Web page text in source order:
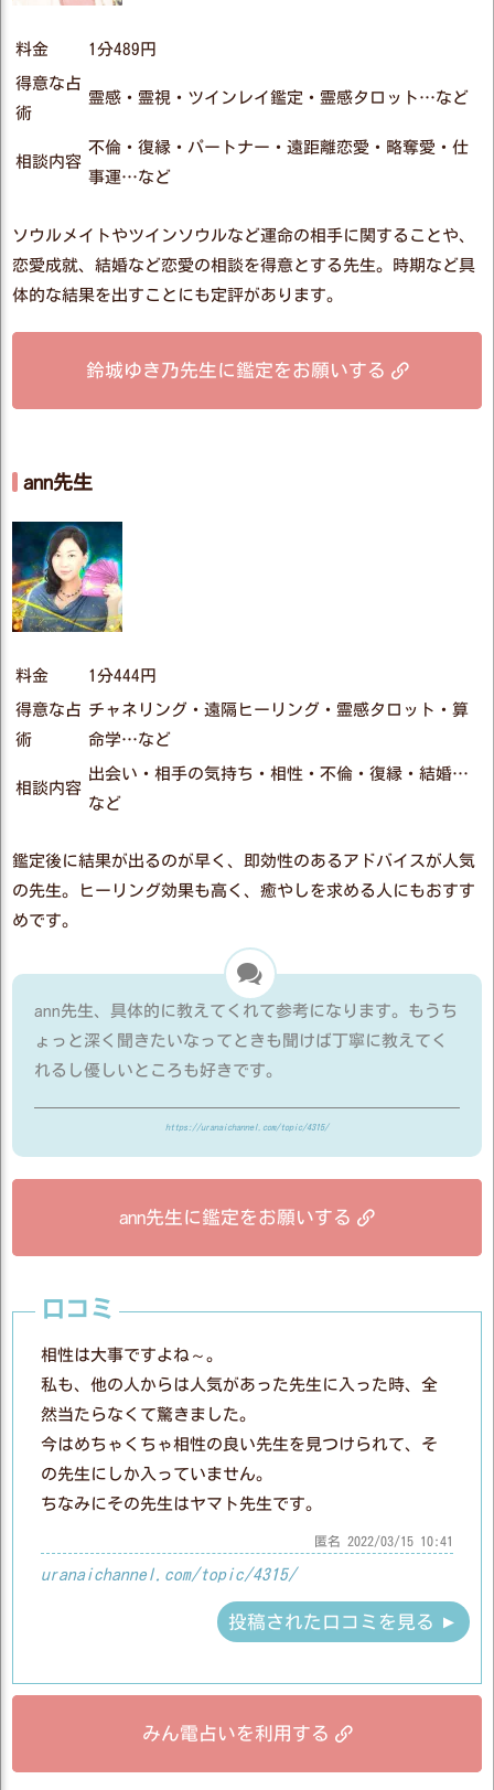
料金 1分489円
得意な占
術
霊感・霊視・ツインレイ鑑定・霊感タロット…など
相談内容
不倫・復縁・パートナー・遠距離恋愛・略奪愛・仕
事運…など
ソウルメイトやツインソウルなど運命の相手に関することや、
恋愛成就、結婚など恋愛の相談を得意とする先生。時期など具
体的な結果を出すことにも定評があります。
鈴城ゆき乃先生に鑑定をお願いする
ann先生
料金 1分444円
得意な占
術
チャネリング・遠隔ヒーリング・霊感タロット・算
命学…など
相談内容
出会い・相手の気持ち・相性・不倫・復縁・結婚…
など
鑑定後に結果が出るのが早く、即効性のあるアドバイスが人気
の先生。ヒーリング効果も高く、癒やしを求める人にもおすす
めです。
ann先生、具体的に教えてくれて参考になります。もうち
ょっと深く聞きたいなってときも聞けば丁寧に教えてく
れるし優しいところも好きです。
https://uranaichannel.com/topic/4315/
ann先生に鑑定をお願いする
口コミ
相性は大事ですよね～。
私も、他の人からは人気があった先生に入った時、全
然当たらなくて驚きました。
今はめちゃくちゃ相性の良い先生を見つけられて、そ
の先生にしか入っていません。
ちなみにその先生はヤマト先生です。
匿名 2022/03/15 10:41
uranaichannel.com/topic/4315/
投稿された口コミを見る
みん電占いを利用する